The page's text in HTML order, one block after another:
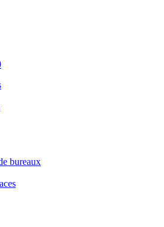
bureaux